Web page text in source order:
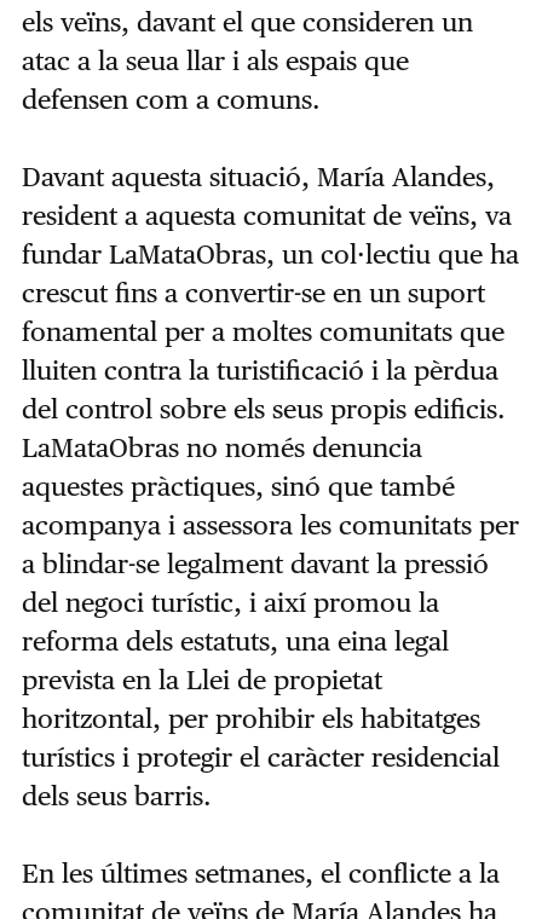
els veïns, davant el que consideren un
atac a la seua llar i als espais que
defensen com a comuns.
Davant aquesta situació, María Alandes,
resident a aquesta comunitat de veïns, va
fundar LaMataObras, un col·lectiu que ha
crescut fins a convertir-se en un suport
fonamental per a moltes comunitats que
lluiten contra la turistificació i la pèrdua
del control sobre els seus propis edificis.
LaMataObras no només denuncia
aquestes pràctiques, sinó que també
acompanya i assessora les comunitats per
a blindar-se legalment davant la pressió
del negoci turístic, i així promou la
reforma dels estatuts, una eina legal
prevista en la Llei de propietat
horitzontal, per prohibir els habitatges
turístics i protegir el caràcter residencial
dels seus barris.
En les últimes setmanes, el conflicte a la
comunitat de veïns de María Alandes ha